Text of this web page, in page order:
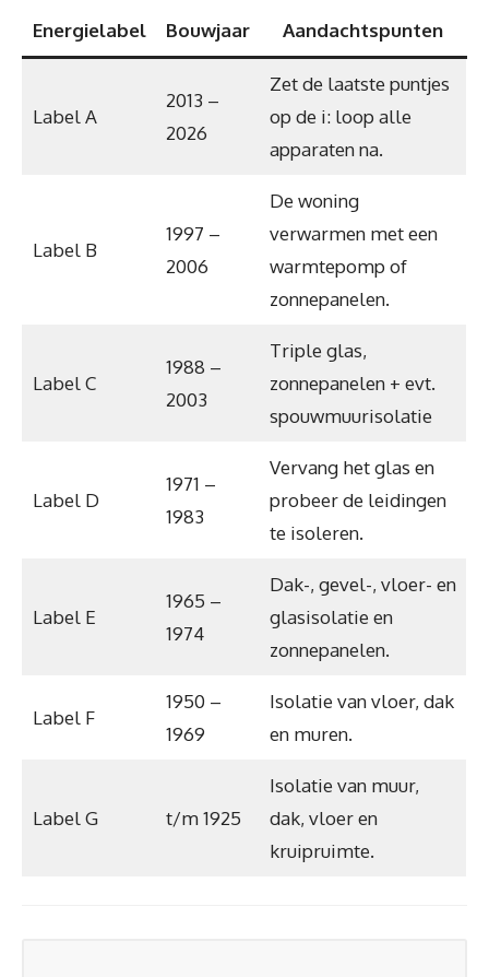
Energielabel Bouwjaar Aandachtspunten
Label A
2013 –
2026
Zet de laatste puntjes
op de i: loop alle
apparaten na.
Label B
1997 –
2006
De woning
verwarmen met een
warmtepomp of
zonnepanelen.
Label C
1988 –
2003
Triple glas,
zonnepanelen + evt.
spouwmuurisolatie
Label D
1971 –
1983
Vervang het glas en
probeer de leidingen
te isoleren.
Label E
1965 –
1974
Dak-, gevel-, vloer- en
glasisolatie en
zonnepanelen.
Label F
1950 –
1969
Isolatie van vloer, dak
en muren.
Label G t/m 1925
Isolatie van muur,
dak, vloer en
kruipruimte.